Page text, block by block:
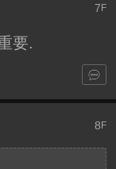
7F
要.
8 F